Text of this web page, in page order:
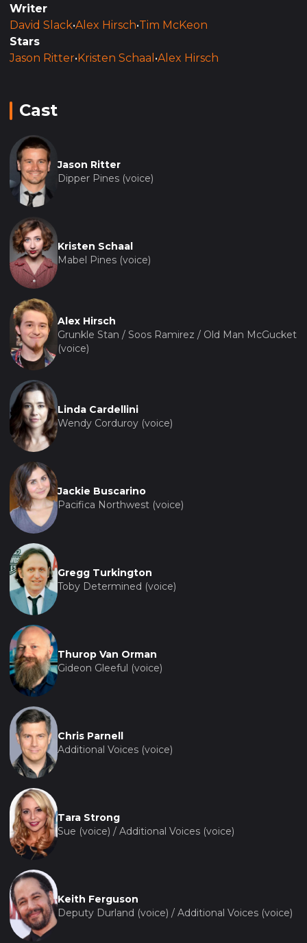
Writer
David Slack•Alex Hirsch•Tim McKeon
Stars
Jason Ritter• Kristen Schaal •Alex Hirsch
Cast
Jason Ritter
Dipper Pines (voice)
Kristen Schaal
Mabel Pines (voice)
Alex Hirsch
Grunkle Stan / Soos Ramirez / Old Man McGucket
(voice)
Linda Cardellini
Wendy Corduroy (voice)
Jackie Buscarino
Pacifica Northwest (voice)
Gregg Turkington
Toby Determined (voice)
Thurop Van Orman
Gideon Gleeful (voice)
Chris Parnell
Additional Voices (voice)
Tara Strong
Sue (voice) / Additional Voices (voice)
Keith Ferguson
Deputy Durland (voice) / Additional Voices (voice)